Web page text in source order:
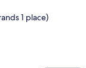
1 place)